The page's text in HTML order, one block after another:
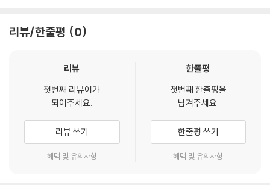
Set 063 반대주주의 주식매수청구권
Set 065 주주총회결의하자 소송의 당사자
Set 067 이사의 선임
Set 068 집중투표
Set 069 이사의 해임
Set 070 퇴임이사와 일시이사
Set 071 이사직무집행정지 및 직무대행자
가능!
2. 최신 개정법령 및 최신 판례 완벽 반영!
(1) 2027년 1월 1일 기준으로 시행되는 개정상법을 모두 반영하여, 시험
에 완변 대응할 수 있습니다.
(2) 2026년 4월 30일까지의 중요 판례 및 출제 가능성이 높은 최근 판례
리뷰/한줄평 0
리뷰
첫번째 리뷰어가
되어주세요.
리뷰 쓰기
혜택 및 유의사항
한줄평
첫번째 한줄평을
남겨주세요.
한줄평 쓰기
혜택 및 유의사항